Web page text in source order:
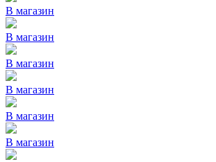
В магазин
В магазин
В магазин
В магазин
В магазин
В магазин